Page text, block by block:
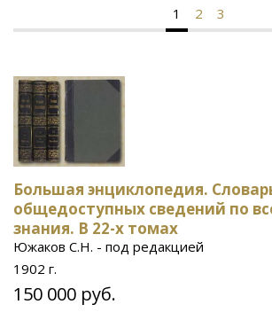
1 2 3
Большая энциклопедия.
общедоступных сведений по
знания. В 22-х томах
Южаков С.Н. - под редакцией
1902 г.
150 000 руб.